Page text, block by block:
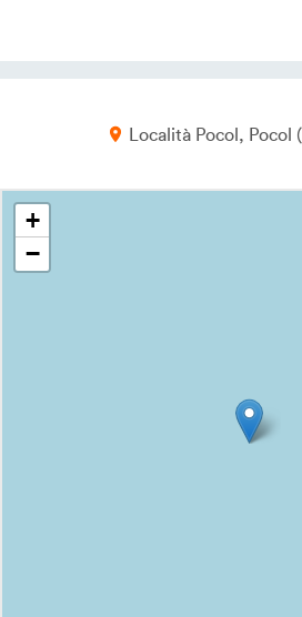
Località Pocol Pocol
+
−